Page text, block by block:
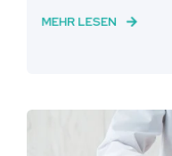
MEHR LESEN